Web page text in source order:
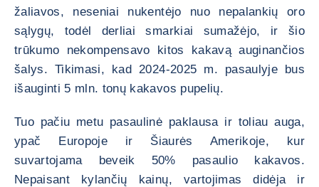
žaliavos, neseniai nukentėjo nuo nepalankių oro
sąlygų, todėl derliai smarkiai sumažėjo, ir šio
trūkumo nekompensavo kitos kakavą auginančios
šalys. Tikimasi, kad 2024-2025 m. pasaulyje bus
išauginti 5 mln. tonų kakavos pupelių.
Tuo pačiu metu pasaulinė paklausa ir toliau auga,
ypač Europoje ir Šiaurės Amerikoje, kur
suvartojama beveik 50% pasaulio kakavos.
Nepaisant kylančių kainų, vartojimas didėja ir